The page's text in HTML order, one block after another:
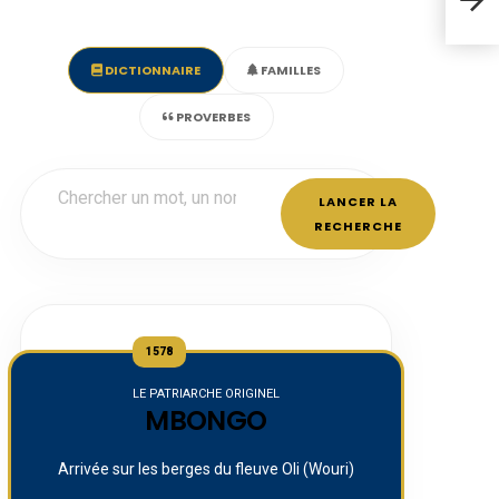
DICTIONNAIRE FAMILLES
PROVERBES
LANCER LA
RECHERCHE
1578
LE PATRIARCHE ORIGINEL
MBONGO
Arrivée sur les berges du fleuve Oli (Wouri)